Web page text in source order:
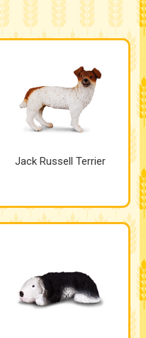
Jack Russell Terrier